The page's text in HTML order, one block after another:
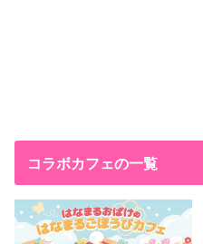
コラボカフェの一覧